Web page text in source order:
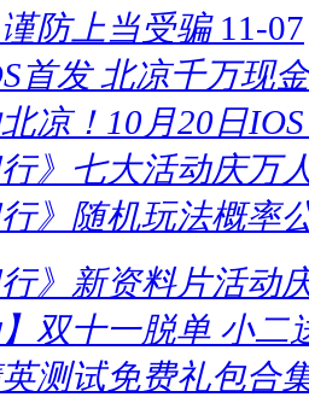
防上当受骗 11-07
首发 北凉千万现
凉！10月20日
行》七大活动庆万
行》随机玩法概率
行》新资料片活动
】双十一脱单 小二
测试免费礼包合